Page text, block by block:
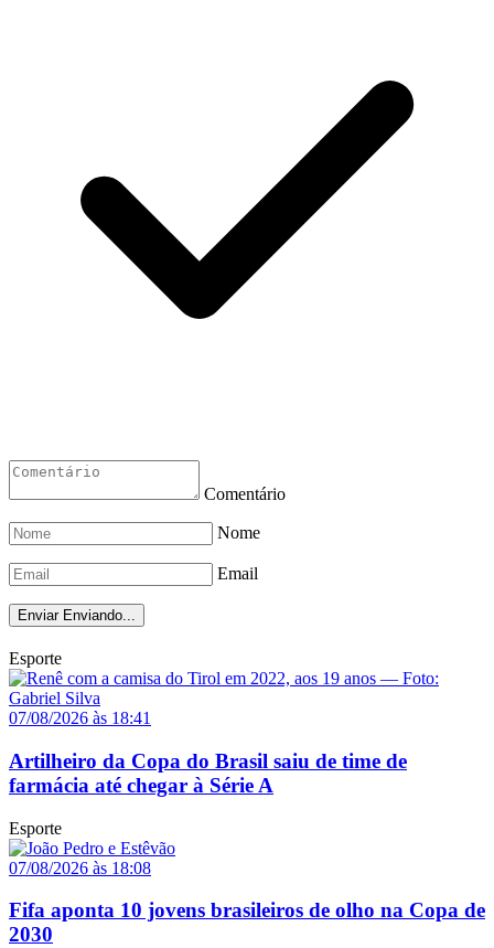
Comentário
Nome
Email
Enviar Enviando...
Esporte
07/08/2026 às 18:41
Artilheiro da Copa do Brasil saiu de time de
farmácia até chegar à Série A
Esporte
07/08/2026 às 18:08
Fifa aponta 10 jovens brasileiros de olho na Copa de
2030